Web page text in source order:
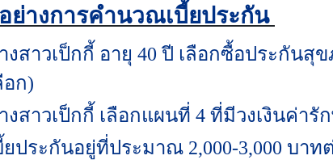
ย่างการคำนวณเบี้ยประกัน
งสาวเป็กกี้ อายุ 40 ปี เลือกซื้อประกันสุ
อก)
งสาวเป็กกี้ เลือกแผนที่ 4 ที่มีวงเงินค่า
ยประกันอยู่ที่ประมาณ 2,000-3,000 บาท